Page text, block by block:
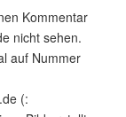
Kommentar
nicht sehen.
auf Nummer
(: